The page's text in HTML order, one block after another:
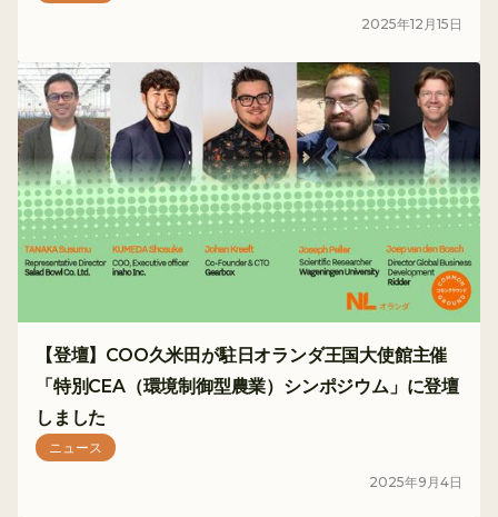
2025年12 月15 日
【登壇】COO久米田が駐日オランダ王国大使館主催
「特別CEA（環境制御型農業）シンポジウム」に登壇
しました
ニュース
2025年9 月4日